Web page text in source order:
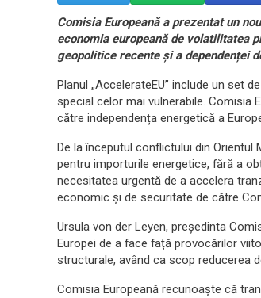
Comisia Europeană a prezentat un
economia europeană de volatilitatea
geopolitice recente și a dependenței
Planul „AccelerateEU” include un set
special celor mai vulnerabile. Comisia
către independența energetică a
De la începutul conflictului din Orientul
pentru importurile energetice, fără a
necesitatea urgentă de a accelera
economic și de securitate de către
Ursula von der Leyen, președinta
Europei de a face față provocărilor
structurale, având ca scop reducerea
Comisia Europeană recunoaște că